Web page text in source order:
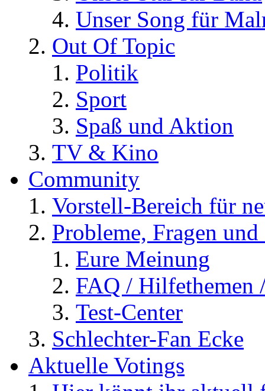
Unser Song für
Out Of Topic
Politik
Sport
Spaß und Aktion
TV & Kino
Community
Vorstell-Bereich für
Probleme, Fragen
Eure Meinung
FAQ / Hilfethemen
Test-Center
Schlechter-Fan Ecke
Aktuelle Votings